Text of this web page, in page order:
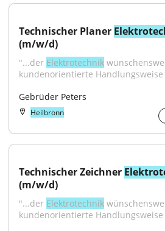
Technischer Planer
(m/w/d)
"...der Elektrotechnik
kundenorientierte Handlungsweise
Gebrüder Peters
Heilbronn
Technischer Zeichner
(m/w/d)
"...der Elektrotechnik
kundenorientierte Handlungsweise